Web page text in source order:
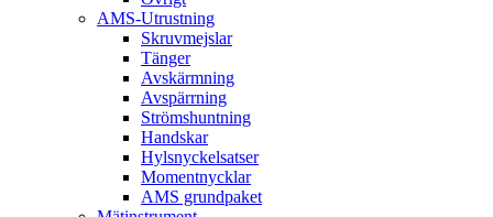
AMS-Utrustning
Skruvmejslar
Tänger
Avskärmning
Avspärrning
Strömshuntning
Handskar
Hylsnyckelsatser
Momentnycklar
AMS grundpaket